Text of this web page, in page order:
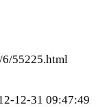
55225.html
12-31 09:47:49